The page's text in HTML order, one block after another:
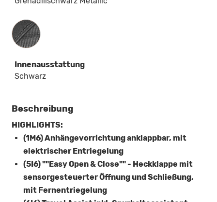
Innenausstattung
Innenausstattung
Schwarz
Beschreibung
HIGHLIGHTS:
(1M6) Anhängevorrichtung anklappbar, mit
elektrischer Entriegelung
(5I6) ""Easy Open & Close"" - Heckklappe mit
sensorgesteuerter Öffnung und Schließung,
mit Fernentriegelung